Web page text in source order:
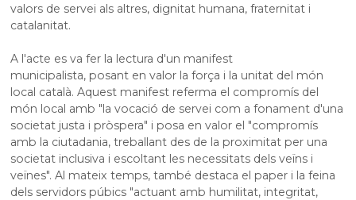
valors de servei als altres, dignitat humana, fraternitat i
catalanitat.
A l'acte es va fer la lectura d'un manifest
municipalista, posant en valor la força i la unitat del món
local català. Aquest manifest referma el compromís del
món local amb "la vocació de servei com a fonament d'una
societat justa i pròspera" i posa en valor el "compromís
amb la ciutadania, treballant des de la proximitat per una
societat inclusiva i escoltant les necessitats dels veïns i
veïnes". Al mateix temps, també destaca el paper i la feina
dels servidors púbics "actuant amb humilitat, integritat,